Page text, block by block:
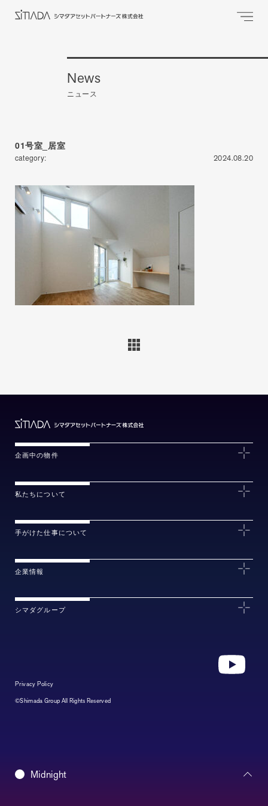
News
ニュース
01号室_居室
category: 2024.08.20
Daybreak
Midnight
企画中の物件
私たちについて
手がけた仕事について
企業情報
シマダグループ
Privacy Policy
©Shimada Group All Rights Reserved